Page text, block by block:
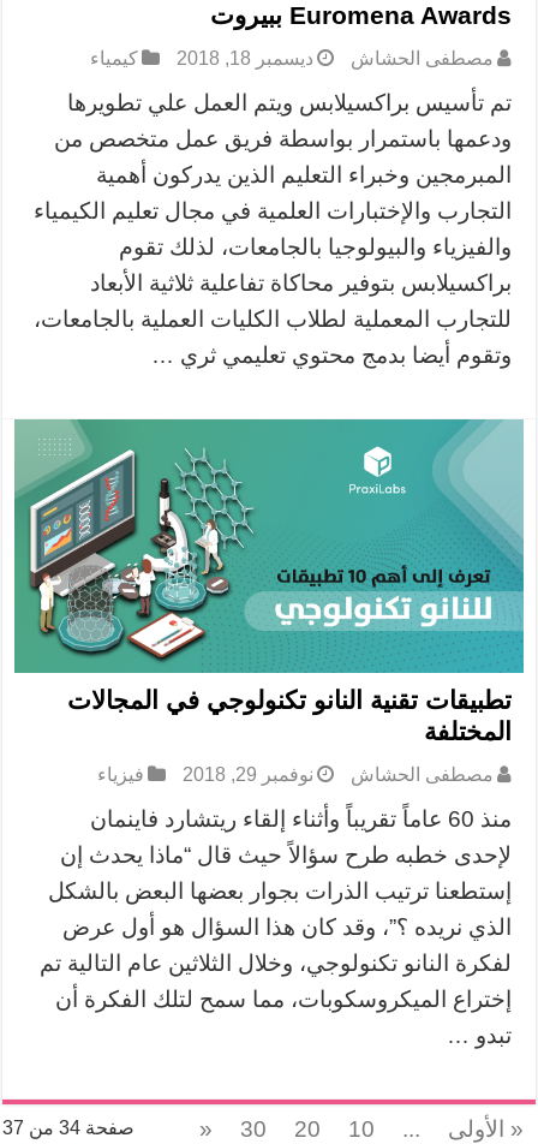
Euromena Awards ببيروت
مصطفى الحشاش ديسمبر 18, 2018 كيمياء
تم تأسيس براكسيلابس ويتم العمل علي تطويرها
ودعمها باستمرار بواسطة فريق عمل متخصص من
المبرمجين وخبراء التعليم الذين يدركون أهمية
التجارب والإختبارات العلمية في مجال تعليم الكيمياء
والفيزياء والبيولوجيا بالجامعات، لذلك تقوم
براكسيلابس بتوفير محاكاة تفاعلية ثلاثية الأبعاد
للتجارب المعملية لطلاب الكليات العملية بالجامعات،
وتقوم أيضا بدمج محتوي تعليمي ثري …
تطبيقات تقنية النانو تكنولوجي في المجالات
المختلفة
مصطفى الحشاش نوفمبر 29, 2018 فيزياء
منذ 60 عاماً تقريباً وأثناء إلقاء ريتشارد فاينمان
لإحدى خطبه طرح سؤالاً حيث قال “ماذا يحدث إن
إستطعنا ترتيب الذرات بجوار بعضها البعض بالشكل
الذي نريده ؟”، وقد كان هذا السؤال هو أول عرض
لفكرة النانو تكنولوجي، وخلال الثلاثين عام التالية تم
إختراع الميكروسكوبات، مما سمح لتلك الفكرة أن
تبدو …
صفحة 34 من 37 « الأولى ...
10
20
30
«